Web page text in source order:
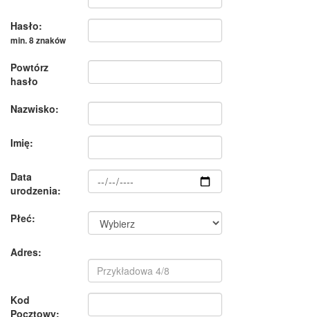
Hasło:
min. 8 znaków
Powtórz
hasło
Nazwisko:
Imię:
Data
urodzenia:
Płeć:
Adres:
Kod
Pocztowy: